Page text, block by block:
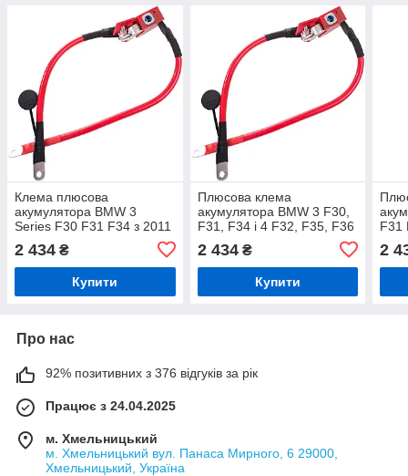
Клема плюсова
акумулятора BMW 3
Series F30 F31 F34 з 2011
р. та 4 Series F32 F35 F36
з 2014 р. OE 61129259425
2 434 ₴
Купити
Плюсова клема
акумулятора BMW 3 F30,
F31, F34 і 4 F32, F35, F36
2 434₴
Купити
F31
2
Про нас
92% позитивних з 376 відгуків за рік
Працює з 24.04.2025
м. Хмельницький
м. Хмельницький вул. Панаса Мирного, 6 29000,
Хмельницький, Україна